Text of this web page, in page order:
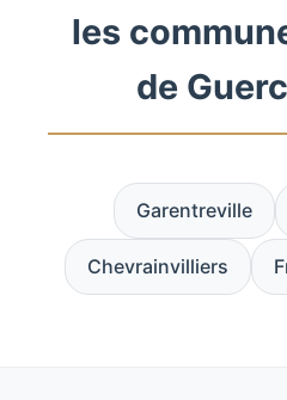
les
de
Garentreville
Chevrainvilliers